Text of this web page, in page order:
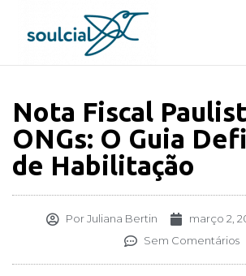
Nota Fiscal
ONGs: O Guia
de Habilitação
PorJuliana Bertin março 2,
Sem Comentários